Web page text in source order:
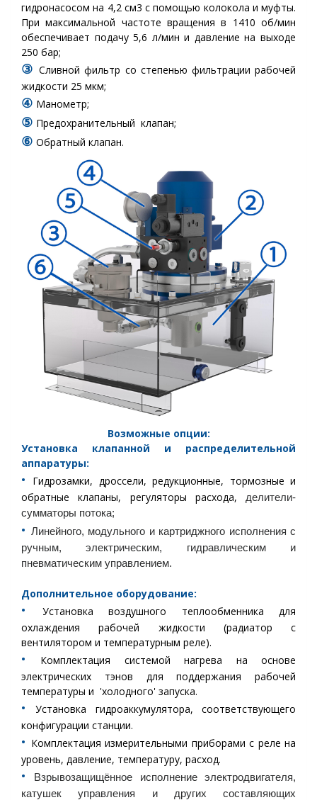
гидронасосом на 4,2 см3 с помощью колокола и муфты.
При максимальной частоте вращения в 1410 об/мин
обеспечивает подачу 5,6 л/мин и давление на выходе
250 бар;
③Сливной фильтр со степенью фильтрации рабочей
жидкости 25 мкм;
④ Манометр;
⑤ Предохранительный клапан;
⑥ Обратный клапан.
Возможные опции:
Установка клапанной и распределительной
аппаратуры:
•︎
Гидрозамки, дроссели, редукционные, тормозные и
обратные клапаны, регуляторы расхода,
делители-
сумматоры потока;
•︎ Линейного, модульного и картриджного исполнения с
ручным, электрическим, гидравлическим и
пневматическим управлением.
Дополнительное оборудование:
•︎
Установка воздушного теплообменника для
охлаждения рабочей жидкости (радиатор с
вентилятором и температурным реле).
•︎
Комплектация системой нагрева на основе
электрических тэнов для поддержания рабочей
температуры и 'холодного' запуска.
•︎
Установка гидроаккумулятора, соответствующего
конфигурации станции.
•︎ Комплектация измерительными приборами с реле на
уровень, давление, температуру, расход.
•︎
Взрывозащищённое исполнение электродвигателя,
катушек управления и других составляющих